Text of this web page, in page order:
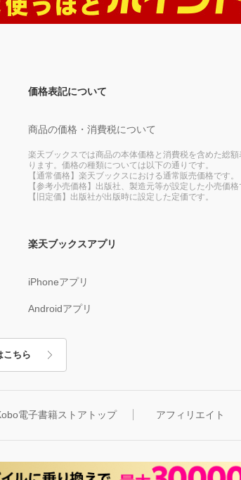
価格表記について
商品の価格・消費税について
楽天ブックスでは商品の本体価格と消費税を含めた総額
ります。価格の種類については以下の通りです。
【通常価格】楽天ブックスにおける通常販売価格です。
【参考小売価格】出版社、製造元等が設定した小売価格
【旧定価】出版社が出版時に設定した定価です。
楽天ブックスアプリ
iPhoneアプリ
Androidアプリ
こちら
電子書籍ストアトップ アフィリエイト